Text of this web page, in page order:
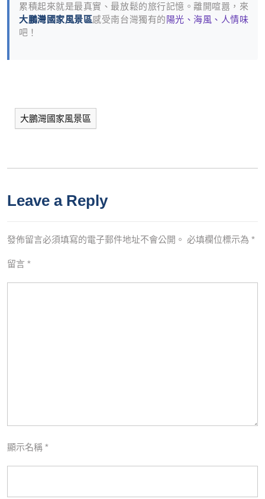
累積起來就是最真實、最放鬆的旅行記憶。離開喧囂，來
大鵬灣國家風景區感受南台灣獨有的 陽光、海風、人情味
吧！
大鵬灣國家風景區
Leave a Reply
發佈留言必須填寫的電子郵件地址不會公開。 必填欄位標示為 *
留言 *
顯示名稱 *